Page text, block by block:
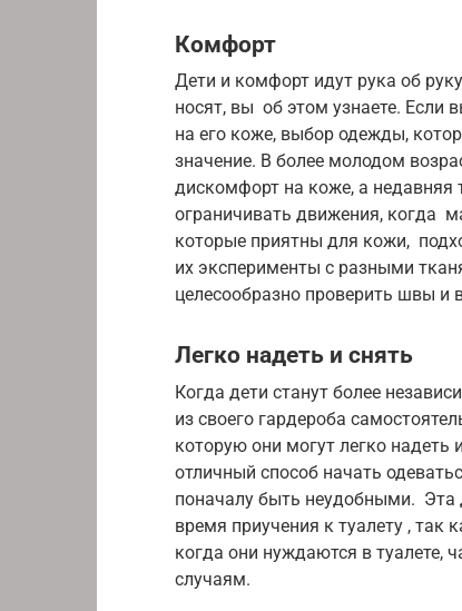
Комфорт
Дети и комфорт идут рука об
носят, вы об этом узнаете. Если
на его коже, выбор одежды,
значение. В более молодом
дискомфорт на коже, а
ограничивать движения, когда
которые приятны для кожи,
их эксперименты с разными
целесообразно проверить швы
Легко надеть и снять
Когда дети станут более
из своего гардероба
которую они могут легко надеть
отличный способ начать
поначалу быть неудобными. Эта
время приучения к туалету , так
когда они нуждаются в туалете,
случаям.